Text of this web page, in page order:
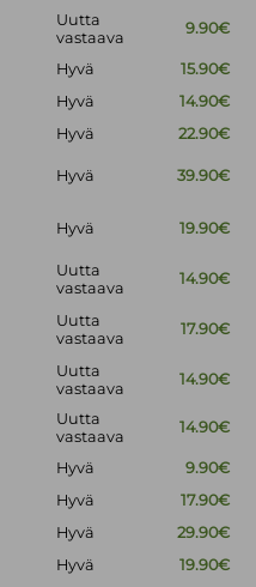
Uutta
vastaava
9.90€
Hyvä
15.90€
Hyvä
14.90€
Hyvä
22.90€
Hyvä 39.90€
Hyvä 19.90€
Uutta
vastaava
14.90€
Uutta
vastaava
17.90€
Uutta
vastaava
14.90€
Uutta
vastaava
14.90€
Hyvä
9.90€
Hyvä
17.90€
Hyvä
29.90€
Hyvä
19.90€